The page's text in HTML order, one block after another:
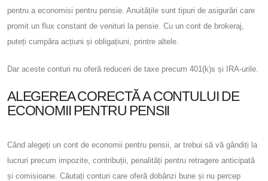
pentru a economisi pentru pensie. Anuitățile sunt tipuri de asigurări care
promit un flux constant de venituri la pensie. Cu un cont de brokeraj,
puteți cumpăra acțiuni și obligațiuni, printre altele.
Dar aceste conturi nu oferă reduceri de taxe precum 401(k)s și IRA-urile.
ALEGEREA CORECTĂ A CONTULUI DE
ECONOMII PENTRU PENSII
Când alegeți un cont de economii pentru pensii, ar trebui să vă gândiți la
lucruri precum impozite, contribuții, penalități pentru retragere anticipată
și comisioane. Căutați conturi care oferă dobânzi bune și nu percep